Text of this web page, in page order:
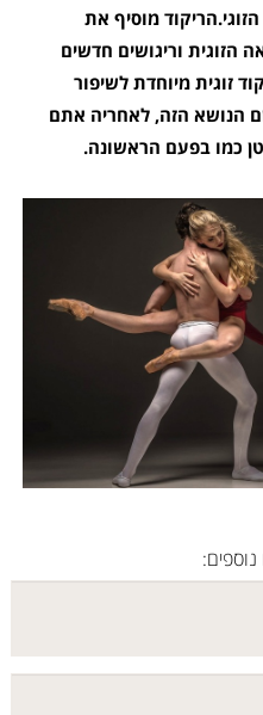
מוסיף את
הזוגית וריגושים חדשים
זוגית מיוחדת לשיפור
הנושא הזה, לאחריה אתם
כמו בפעם הראשונה.